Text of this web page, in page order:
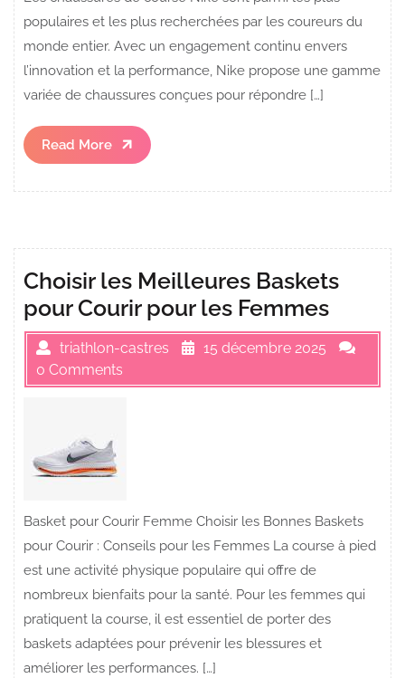
populaires et les plus recherchées par les coureurs du
monde entier. Avec un engagement continu envers
l’innovation et la performance, Nike propose une gamme
variée de chaussures conçues pour répondre […]
Read More
Read
More
Choisir les Meilleures Baskets
pour Courir pour les Femmes
triathlon-castres
15 décembre 2025
0 Comments
Basket pour Courir Femme Choisir les Bonnes Baskets
pour Courir : Conseils pour les Femmes La course à pied
est une activité physique populaire qui offre de
nombreux bienfaits pour la santé. Pour les femmes qui
pratiquent la course, il est essentiel de porter des
baskets adaptées pour prévenir les blessures et
améliorer les performances. […]